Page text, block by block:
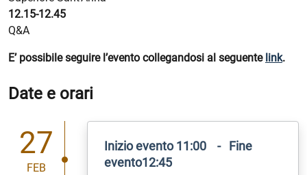
12.15-12.45
Q&A
E’ possibile seguire l’evento collegandosi al seguente link.
Date e orari
27
FEB
Inizio evento 11:00 - Fine
evento12:45